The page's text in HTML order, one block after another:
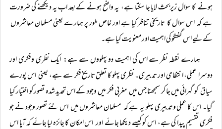
ہونے کا سوال زیربحث لایا جا سکتا ہے، یہ واضح ہونے کے بعد اب یہ دیکھنے کی ضرورت
ہے کہ اس سوال کا تاریخی تناظر کیا ہے اور خاص طور پر ہمارے یعنی مسلمان معاشروں
کے لیے اس گفتگو کی اہمیت اور معنویت کیا ہے۔
ہمارے نقطہ نظر سے اس کی اہمیت دو پہلووں سے ہے: ایک نظری وفکری اور
دوسرا عملی، انتظامی اور تدبیری۔ نظری پہلو کا تعلق تاریخ فکر سے ہے، یعنی اس پورے
سیاق کو گہرائی میں جا کر سمجھنا جس میں مغربی فکر میں وجود کے اس تحدید شدہ تصور کو اختیار کیا
گیا۔ اس کا عملی وتدبیری پہلو یہ ہے کہ مسلمان معاشروں میں اس نئے تصور وجود نے جو
فکری تقسیم پیدا کی ہے، اس کو کیسے دیکھا جائے اور اس امکان کا جائزہ لیا جائے کہ آیا اس